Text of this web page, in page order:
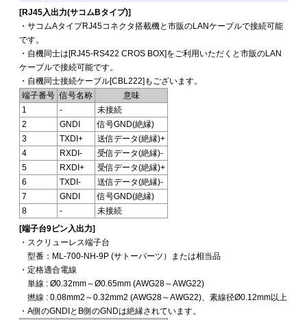
[RJ45入出力(サコムBタイプ)]
・サコムAタイプRJ45コネクタ搭載機と市販のLANケーブルで接続可能
です。
・自機同士は[RJ45-RS422 CROS BOX]をご利用いただくと市販のLAN
ケーブルで接続可能です。
・自機同士接続ケーブル[CBL222]もございます。
端子番号 信号名称
意味
1
-
未接続
2
GNDI
信号GND(絶縁)
3
TXDI+
送信データ(絶縁)+
4
RXDI-
受信データ(絶縁)-
5
RXDI+
受信データ(絶縁)+
6
TXDI-
送信データ(絶縁)-
7
GNDI
信号GND(絶縁)
8
-
未接続
[端子台9ピン入出力]
・スクリューレス端子台
型番：ML-700-NH-9P (サトーパーツ）または相当品
・定格適合電線
単線 : Ø0.32mm～Ø0.65mm (AWG28～AWG22)
撚線 : 0.08mm2～0.32mm2 (AWG28～AWG22)、素線径Ø0.12mm以上
・A側のGNDIとB側のGNDは絶縁されています。